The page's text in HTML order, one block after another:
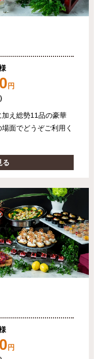
円
え総勢11品の豪華
面でどうぞご利用く
る
円